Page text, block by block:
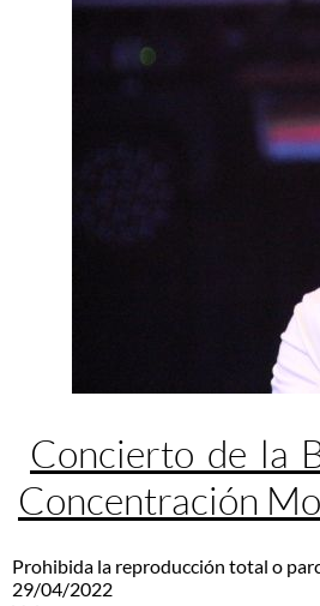
Concierto de la
Concentración
Prohibida la reproducción total o
29/04/2022